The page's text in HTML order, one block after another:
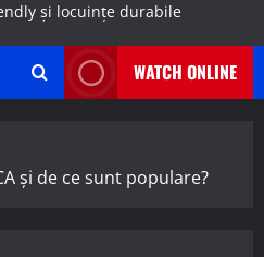
și locuințe durabile
WATCH ONLINE
și de ce sunt populare?